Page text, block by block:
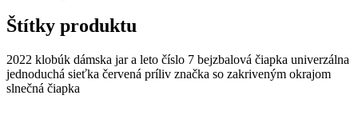
Štítky produktu
2022 klobúk dámska jar a leto číslo 7 bejzbalová čiapka univerzálna
jednoduchá sieťka červená príliv značka so zakriveným okrajom
slnečná čiapka